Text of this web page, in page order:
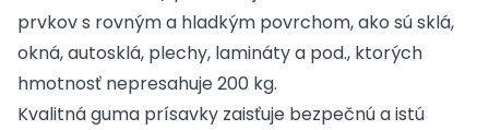
prvkov s rovným a hladkým povrchom, ako sú sklá,
okná, autosklá, plechy, lamináty a pod., ktorých
hmotnosť nepresahuje 200 kg.
Kvalitná guma prísavky zaisťuje bezpečnú a istú